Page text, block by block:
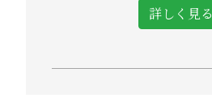
詳しく見る